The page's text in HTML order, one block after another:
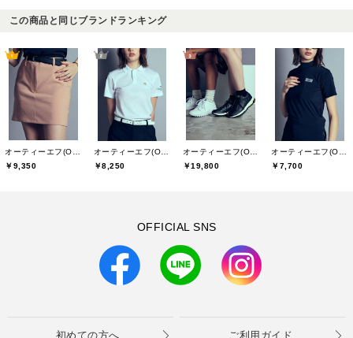
この商品と同じブランドランキング
￥9,350
オーティーエフ(O.T.F)
￥8,250
￥19,800
オーティーエフ(O.T.F)
￥7,700
OFFICIAL SNS
初めての方へ ご利用ガイド